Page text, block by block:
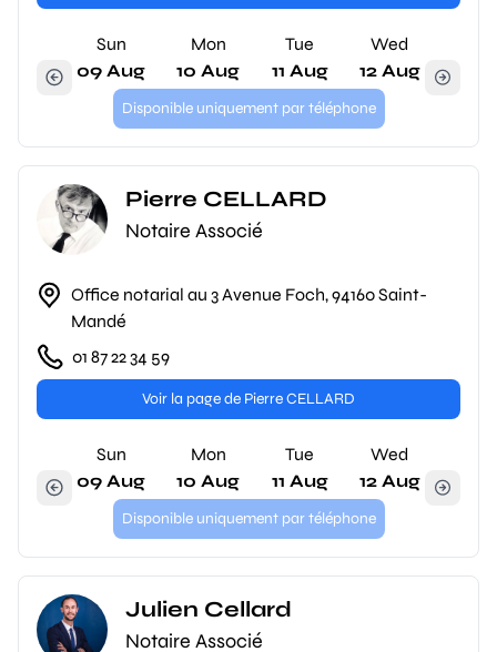
Sun
09 Aug
Mon
10 Aug
Tue
11 Aug
Wed
12 Aug
Disponible uniquement par téléphone
Pierre CELLARD
Notaire Associé
Office notarial au 3 Avenue Foch, 94160 Saint-
Mandé
01 87 22 34 59
Voir la page de Pierre CELLARD
Sun
09 Aug
Mon
10 Aug
Tue
11 Aug
Wed
12 Aug
Disponible uniquement par téléphone
Julien Cellard
Notaire Associé